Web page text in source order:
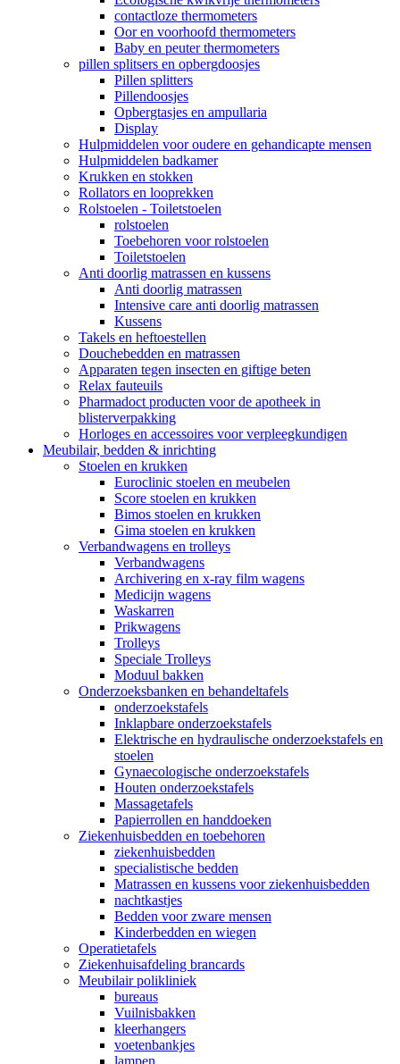
contactloze thermometers
Oor en voorhoofd thermometers
Baby en peuter thermometers
pillen splitsers en opbergdoosjes
Pillen splitters
Pillendoosjes
Opbergtasjes en ampullaria
Display
Hulpmiddelen voor oudere en gehandicapte mensen
Hulpmiddelen badkamer
Krukken en stokken
Rollators en looprekken
Rolstoelen - Toiletstoelen
rolstoelen
Toebehoren voor rolstoelen
Toiletstoelen
Anti doorlig matrassen en kussens
Anti doorlig matrassen
Intensive care anti doorlig matrassen
Kussens
Takels en heftoestellen
Douchebedden en matrassen
Apparaten tegen insecten en giftige beten
Relax fauteuils
Pharmadoct producten voor de apotheek in
blisterverpakking
Horloges en accessoires voor verpleegkundigen
Meubilair, bedden & inrichting
Stoelen en krukken
Euroclinic stoelen en meubelen
Score stoelen en krukken
Bimos stoelen en krukken
Gima stoelen en krukken
Verbandwagens en trolleys
Verbandwagens
Archivering en x-ray film wagens
Medicijn wagens
Waskarren
Prikwagens
Trolleys
Speciale Trolleys
Moduul bakken
Onderzoeksbanken en behandeltafels
onderzoekstafels
Inklapbare onderzoekstafels
Elektrische en hydraulische onderzoekstafels en
stoelen
Gynaecologische onderzoekstafels
Houten onderzoekstafels
Massagetafels
Papierrollen en handdoeken
Ziekenhuisbedden en toebehoren
ziekenhuisbedden
specialistische bedden
Matrassen en kussens voor ziekenhuisbedden
nachtkastjes
Bedden voor zware mensen
Kinderbedden en wiegen
Operatietafels
Ziekenhuisafdeling brancards
Meubilair polikliniek
bureaus
Vuilnisbakken
kleerhangers
voetenbankjes
lampen